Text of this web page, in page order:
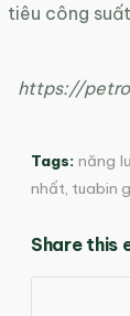
tiêu công
https://
Tags: năng
nhất, tuabin
Share this